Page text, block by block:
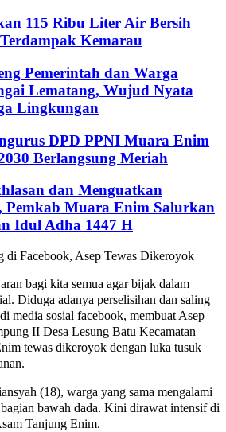
115 Ribu Liter Air Bersih
Kemarau
Pemerintah dan Warga
Lematang, Wujud Nyata
Lingkungan
DPD PPNI Muara Enim
Berlangsung Meriah
dan Menguatkan
Pemkab Muara Enim Salurkan
Idul Adha 1447 H
bagi kita semua agar bijak dalam
Diduga adanya perselisihan dan saling
media sosial facebook, membuat Asep
II Desa Lesung Batu Kecamatan
tewas dikeroyok dengan luka tusuk
(18), warga yang sama mengalami
bawah dada. Kini dirawat intensif di
Tanjung Enim.